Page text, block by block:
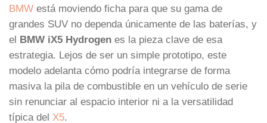
BMW está moviendo ficha para que su gama de
grandes SUV no dependa únicamente de las baterías, y
el BMW iX5 Hydrogen es la pieza clave de esa
estrategia. Lejos de ser un simple prototipo, este
modelo adelanta cómo podría integrarse de forma
masiva la pila de combustible en un vehículo de serie
sin renunciar al espacio interior ni a la versatilidad
típica del X5.